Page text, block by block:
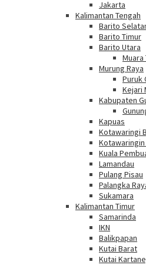
Jakarta
Kalimantan Tengah
Barito
Barito Timur
Barito Utara
Muara
Murung Raya
Puruk
Kejari
Kabupaten
Kapuas
Kotawaringi
Kuala
Lamandau
Pulang Pisau
Palangka
Sukamara
Kalimantan Timur
Samarinda
IKN
Balikpapan
Kutai Barat
Kutai